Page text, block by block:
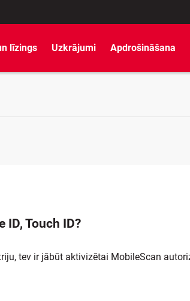
līzings Uzkrājumi Apdrošināšana
ID, Touch ID?
tev ir jābūt aktivizētai MobileScan